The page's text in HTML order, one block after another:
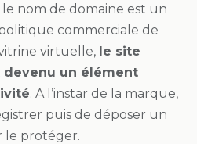
nom de domaine est un
commerciale de
virtuelle, le site
un élément
. A l’instar de la marque,
puis de déposer un
le protéger.